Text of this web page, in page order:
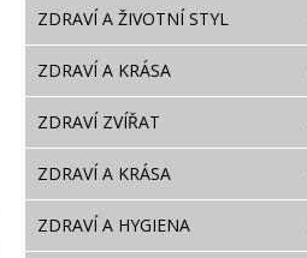
ZDRAVÍ A ŽIVOTNÍ STYL
ZDRAVÍ A KRÁSA
ZDRAVÍ ZVÍŘAT
ZDRAVÍ A KRÁSA
ZDRAVÍ A HYGIENA